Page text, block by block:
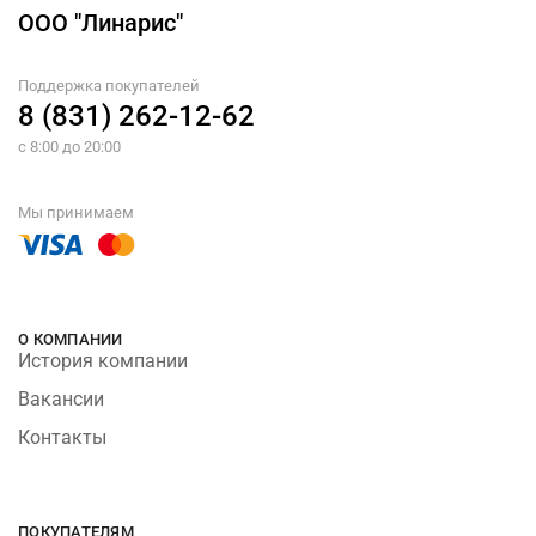
ООО "Линарис"
Поддержка покупателей
8 (831) 262-12-62
с 8:00 до 20:00
Мы принимаем
О КОМПАНИИ
История компании
Вакансии
Контакты
ПОКУПАТЕЛЯМ